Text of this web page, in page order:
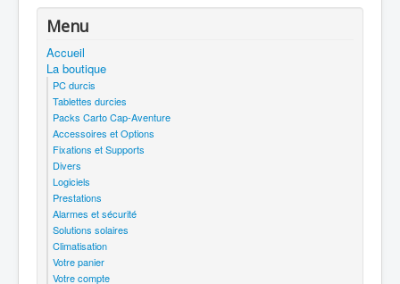
Menu
Accueil
La boutique
PC durcis
Tablettes durcies
Packs Carto Cap-Aventure
Accessoires et Options
Fixations et Supports
Divers
Logiciels
Prestations
Alarmes et sécurité
Solutions solaires
Climatisation
Votre panier
Votre compte